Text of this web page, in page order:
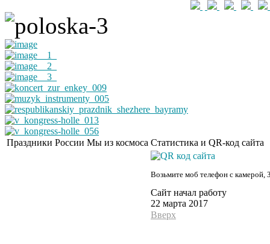
Праздники России Мы из космоса Статистика и QR-код сайта
Возьмите моб телефон с камерой,
Сайт начал работу
22 марта 2017
Вверх